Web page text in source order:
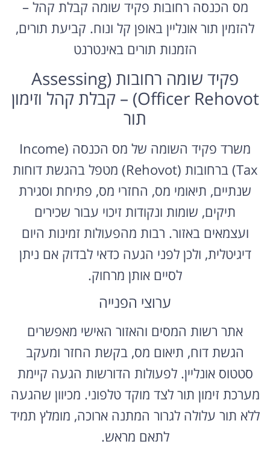
מס הכנסה רחובות פקיד שומה קבלת קהל –
להזמין תור אונליין באופן קל ונוח. קביעת תורים,
הזמנות תורים באינטרנט
פקיד שומה רחובות (Assessing
Officer Rehovot) – קבלת קהל וזימון
תור
משרד פקיד השומה של מס הכנסה (Income
Tax) ברחובות (Rehovot) מטפל בהגשת דוחות
שנתיים, תיאומי מס, החזרי מס, פתיחת וסגירת
תיקים, שומות ונקודות זיכוי עבור שכירים
ועצמאים באזור. רבות מהפעולות זמינות היום
דיגיטלית, ולכן לפני הגעה כדאי לבדוק אם ניתן
לסיים אותן מרחוק.
ערוצי הפנייה
אתר רשות המסים והאזור האישי מאפשרים
הגשת דוח, תיאום מס, בקשת החזר ומעקב
סטטוס אונליין. לפעולות הדורשות הגעה קיימת
מערכת זימון תור לצד מוקד טלפוני. מכיוון שהגעה
ללא תור עלולה לגרור המתנה ארוכה, מומלץ תמיד
לתאם מראש.